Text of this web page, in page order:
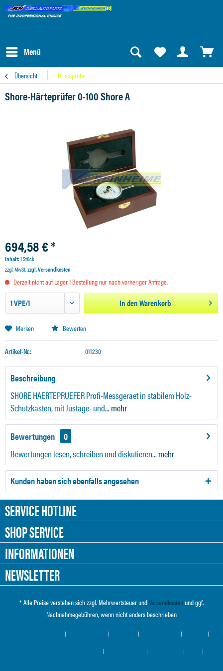
Menü
Übersicht Druckprüfer
Shore-Härteprüfer 0-100 Shore A
694,58 € *
Inhalt:1 Stück
zzgl. MwSt.zzgl. Versandkosten
Derzeit nicht auf Lager ! Bestellung nur nach vorheriger Anfrage.
In denWarenkorb
Merken Bewerten
Artikel-Nr.: 011230
Beschreibung
SHORE HAERTEPRUEFER Profi-Messgeraet in stabilem Holz-
Schutzkasten, mit Justage- und...mehr
Bewertungen
0
Bewertungen lesen, schreiben und diskutieren...mehr
Kunden haben sich ebenfalls angesehen
SERVICE HOTLINE
SHOP SERVICE
INFORMATIONEN
NEWSLETTER
* Alle Preise verstehen sich zzgl. Mehrwertsteuer undVersandkostenund ggf.
Nachnahmegebühren, wenn nicht anders beschrieben